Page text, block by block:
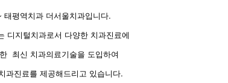
태평역치과 더서울치과입니다.
디지털치과로서 다양한 치과진료에
최신 치과의료기술을 도입하여
과진료를 제공해드리고 있습니다.